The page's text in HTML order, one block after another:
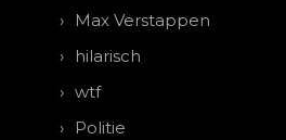
Max Verstappen
hilarisch
wtf
Politie